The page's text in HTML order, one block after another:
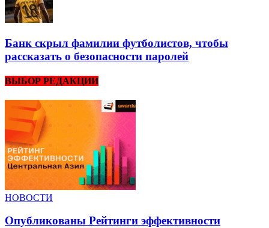
Банк скрыл фамилии футболистов, чтобы
рассказать о безопасности паролей
ВЫБОР РЕДАКЦИИ
НОВОСТИ
Опубликованы Рейтинги эффективности